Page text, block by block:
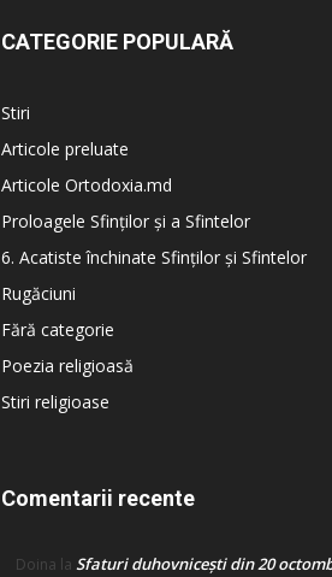
CATEGORIE POPULARĂ
Stiri
Articole preluate
Articole Ortodoxia.md
Proloagele Sfinților și a Sfintelor
6. Acatiste închinate Sfinților și Sfintelor
Rugăciuni
Fără categorie
Poezia religioasă
Stiri religioase
Comentarii recente
Doina la Sfaturi duhovnicești din 20